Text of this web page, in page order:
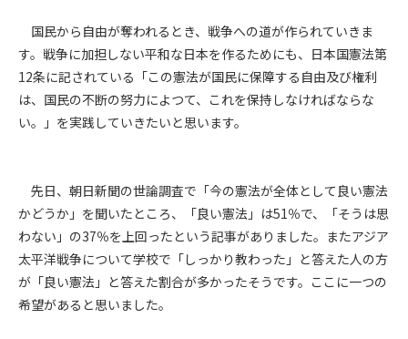
国民から自由が奪われるとき、戦争への道が作られていきま
す。戦争に加担しない平和な日本を作るためにも、日本国憲法第
12条に記されている「この憲法が国民に保障する自由及び権利
は、国民の不断の努力によつて、これを保持しなければならな
い。」を実践していきたいと思います。
先日、朝日新聞の世論調査で「今の憲法が全体として良い憲法
かどうか」を聞いたところ、「良い憲法」は51％で、「そうは思
わない」の37％を上回ったという記事がありました。またアジア
太平洋戦争について学校で「しっかり教わった」と答えた人の方
が「良い憲法」と答えた割合が多かったそうです。ここに一つの
希望があると思いました。